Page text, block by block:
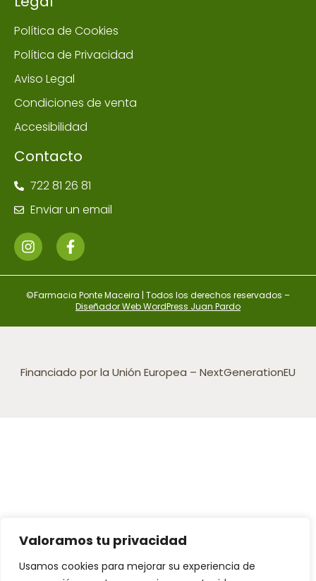
Valoramos tu privacidad
Usamos cookies para mejorar su experiencia de
Política de Cookies
Política de Privacidad
Aviso Legal
Condiciones de venta
Accesibilidad
Contacto
722 81 26 81
Enviar un email
©Farmacia Ponte Maceira | Todos los derechos reservados –
Diseñador Web WordPress Juan Pardo
Financiado por la Unión Europea – NextGenerationEU